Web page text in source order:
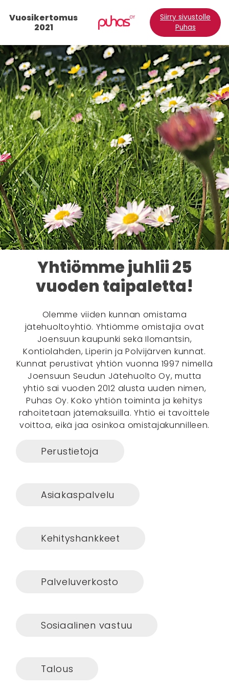
Vuosikertomus
2021
Siirry sivustolle
Puhas
Yhtiömme juhlii 25
vuoden taipaletta!
Olemme viiden kunnan omistama
jätehuoltoyhtiö. Yhtiömme omistajia ovat
Joensuun kaupunki sekä Ilomantsin,
Kontiolahden, Liperin ja Polvijärven kunnat.
Kunnat perustivat yhtiön vuonna 1997 nimellä
Joensuun Seudun Jätehuolto Oy, mutta
yhtiö sai vuoden 2012 alusta uuden nimen,
Puhas Oy. Koko yhtiön toiminta ja kehitys
rahoitetaan jätemaksuilla. Yhtiö ei tavoittele
voittoa, eikä jaa osinkoa omistajakunnilleen.
Perustietoja
Asiakaspalvelu
Kehityshankkeet
Palveluverkosto
Sosiaalinen vastuu
Talous